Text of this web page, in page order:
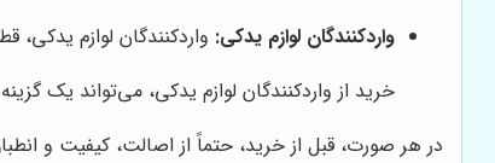
واردکنندگان لوازم یدکی: واردکنندگان لوازم
خرید از واردکنندگان لوازم یدکی، می‌تواند یک
در هر صورت، قبل از خرید، حتماً از اصالت، کیفیت و